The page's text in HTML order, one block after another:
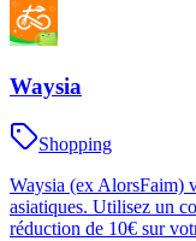
Waysia
Shopping
Waysia (ex AlorsFaim)
asiatiques. Utilisez un
réduction de 10€ sur